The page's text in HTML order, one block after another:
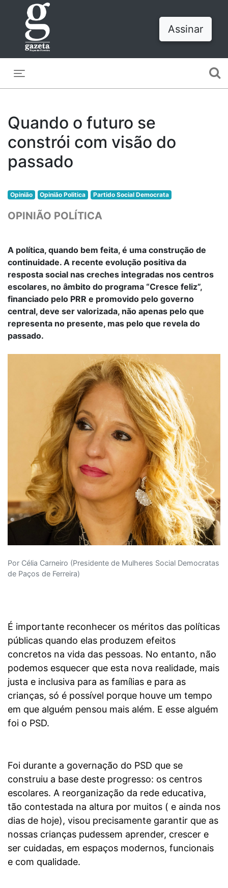
Assinar
Quando o futuro se
constrói com visão do
passado
Opinião Opinião Politica Partido Social Democrata
OPINIÃO POLÍTICA
A política, quando bem feita, é uma construção de
continuidade. A recente evolução positiva da
resposta social nas creches integradas nos centros
escolares, no âmbito do programa “Cresce feliz”,
financiado pelo PRR e promovido pelo governo
central, deve ser valorizada, não apenas pelo que
representa no presente, mas pelo que revela do
passado.
Por Célia Carneiro (Presidente de Mulheres Social Democratas
de Paços de Ferreira)
É importante reconhecer os méritos das políticas
públicas quando elas produzem efeitos
concretos na vida das pessoas. No entanto, não
podemos esquecer que esta nova realidade, mais
justa e inclusiva para as famílias e para as
crianças, só é possível porque houve um tempo
em que alguém pensou mais além. E esse alguém
foi o PSD.
Foi durante a governação do PSD que se
construiu a base deste progresso: os centros
escolares. A reorganização da rede educativa,
tão contestada na altura por muitos ( e ainda nos
dias de hoje), visou precisamente garantir que as
nossas crianças pudessem aprender, crescer e
ser cuidadas, em espaços modernos, funcionais
e com qualidade.